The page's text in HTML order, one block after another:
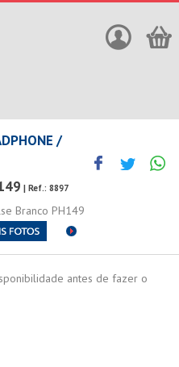
/
| Ref.: 8897
antes de fazer o